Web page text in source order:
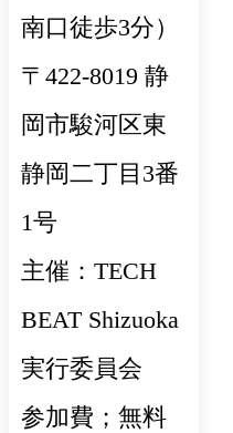
南口徒歩3分）
〒422-8019 静
岡市駿河区東
静岡二丁目3番
1号
主催：TECH
BEAT Shizuoka
実行委員会
参加費；無料